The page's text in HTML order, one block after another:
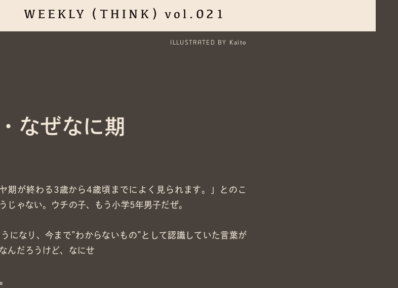
ILLUSTRATED BY Kaito
なぜなに期
期が終わる3歳から4歳頃までによく見られます。」とのこ
じゃない。ウチの子、もう小学5年男子だぜ。
になり、今まで”わからないもの”として認識していた言葉が
んだろうけど、なにせ